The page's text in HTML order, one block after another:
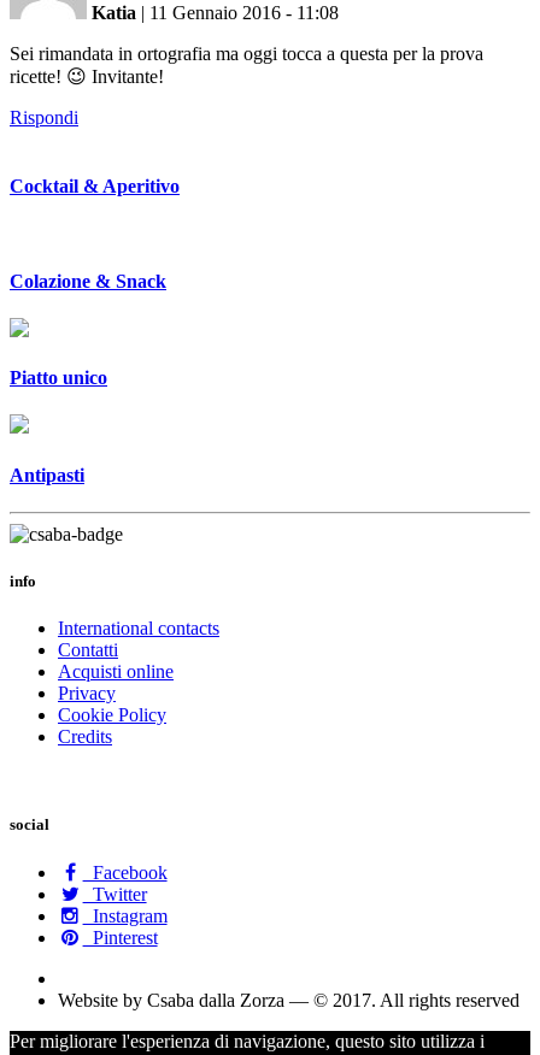
Katia | 11 Gennaio 2016 - 11:08
Sei rimandata in ortografia ma oggi tocca a questa per la prova
ricette! 😉 Invitante!
Rispondi
Cocktail & Aperitivo
Colazione & Snack
Piatto unico
Antipasti
info
International contacts
Contatti
Acquisti online
Privacy
Cookie Policy
Credits
social
Facebook
Twitter
Instagram
Pinterest
Website by Csaba dalla Zorza — © 2017. All rights reserved
Per migliorare l'esperienza di navigazione, questo sito utilizza i